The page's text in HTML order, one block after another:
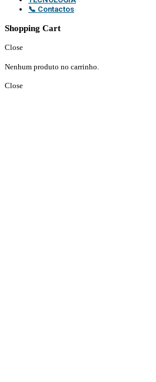
📞 Contactos
Shopping Cart
Close
Nenhum produto no carrinho.
Close